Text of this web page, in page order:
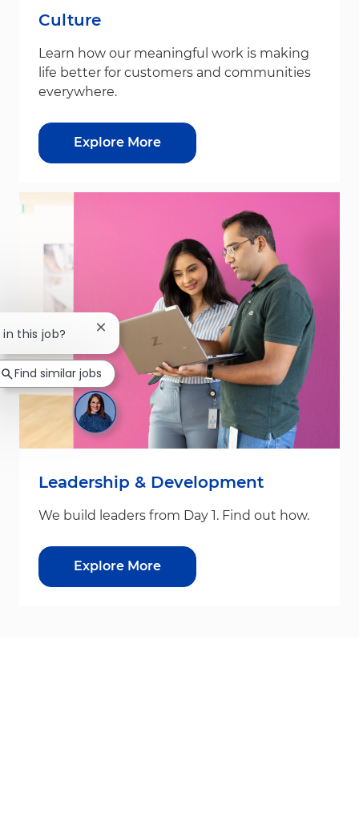
Culture
Learn how our meaningful work is making
life better for customers and communities
everywhere.
Explore More
Leadership & Development
We build leaders from Day 1. Find out how.
Explore More
this job? Close chatbot notification
Find similar jobs